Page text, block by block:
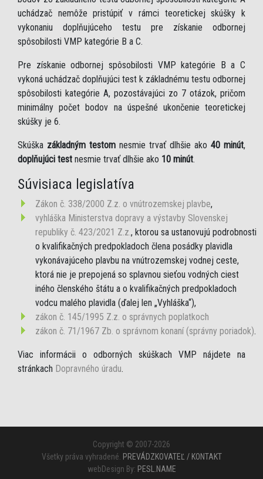
uchádzač nemôže pristúpiť v rámci teoretickej skúšky k
vykonaniu doplňujúceho testu pre získanie odbornej
spôsobilosti VMP kategórie B a C.
Pre získanie odbornej spôsobilosti VMP kategórie B a C
vykoná uchádzač doplňujúci test k základnému testu odbornej
spôsobilosti kategórie A, pozostávajúci zo 7 otázok, pričom
minimálny počet bodov na úspešné ukončenie teoretickej
skúšky je 6.
Skúška základným testom nesmie trvať dlhšie ako 40 minút,
doplňujúci test nesmie trvať dlhšie ako 10 minút.
Súvisiaca legislatíva
Zákon č. 338/2000 Z.z. o vnútrozemskej plavbe,
vyhláška Ministerstva dopravy a výstavby Slovenskej
republiky č. 423/2021 Z.z., ktorou sa ustanovujú podrobnosti
o kvalifikačných predpokladoch člena posádky plavidla
vykonávajúceho plavbu na vnútrozemskej vodnej ceste,
ktorá nie je prepojená so splavnou sieťou vodných ciest
iného členského štátu a o kvalifikačných predpokladoch
vodcu malého plavidla (ďalej len „Vyhláška“),
zákon č. 145/1995 Z.z. o správnych poplatkoch
zákon č. 71/1967 Zb. o správnom konaní (správny poriadok).
Viac informácii o odborných skúškach VMP nájdete na
stránkach Dopravného úradu.
Copyright © 2007-2026
Všetky práva vyhradené. PREVÁDZKOVATEĽ / KONTAKT
webDesign By: PESL.NAME